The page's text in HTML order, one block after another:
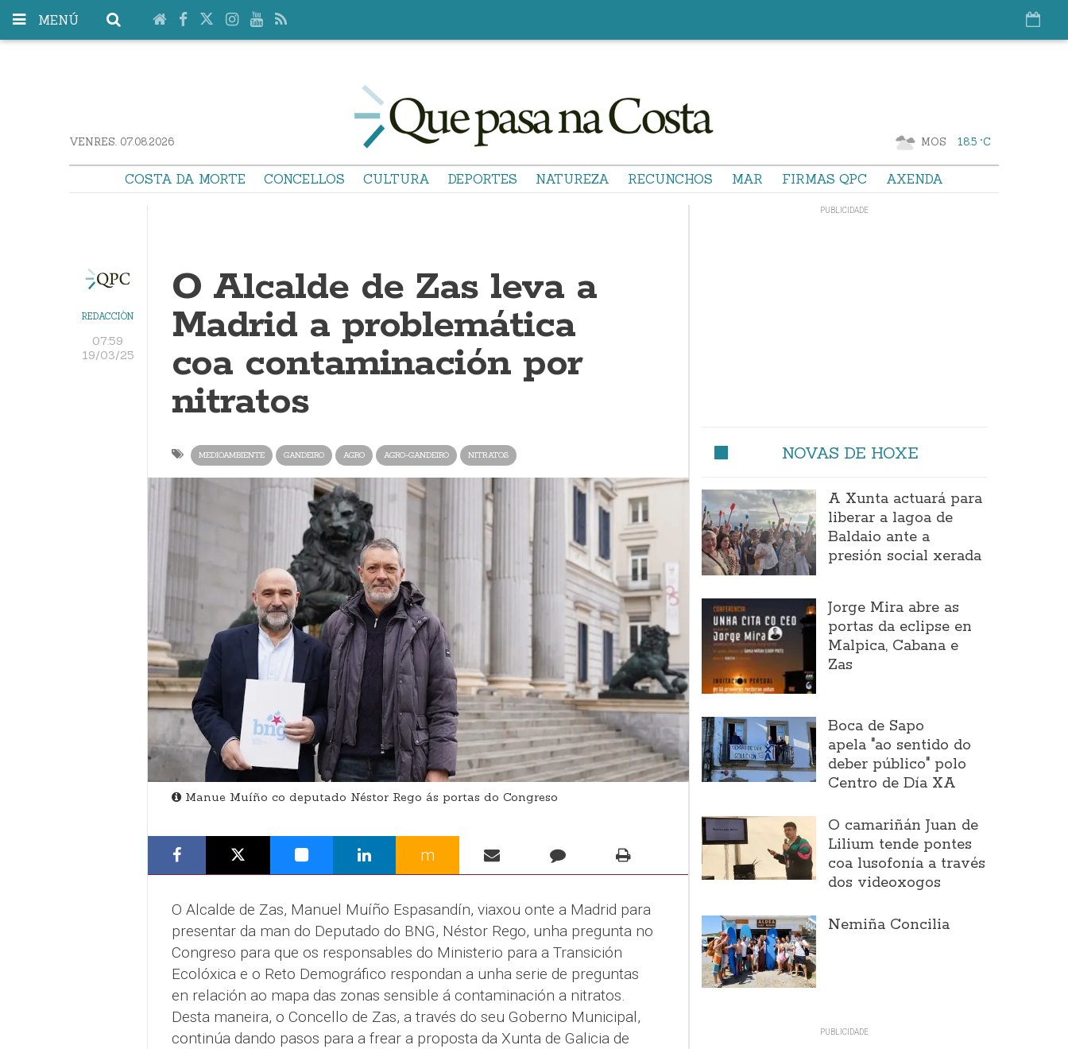
MENÚ
VENRES. 07.08.2026 MOS 18.5 °C
COSTA DA MORTE CONCELLOS CULTURA DEPORTES NATUREZA RECUNCHOS MAR FIRMAS QPC AXENDA
REDACCIÓN
07:59
19/03/25
O Alcalde de Zas leva a
Madrid a problemática
coa contaminación por
nitratos
MEDIOAMBIENTE GANDEIRO AGRO AGRO-GANDEIRO NITRATOS
Manue Muíño co deputado Néstor Rego ás portas do Congreso
m
O Alcalde de Zas, Manuel Muíño Espasandín, viaxou onte a Madrid para
presentar da man do Deputado do BNG, Néstor Rego, unha pregunta no
Congreso para que os responsables do Ministerio para a Transición
Ecolóxica e o Reto Demográfico respondan a unha serie de preguntas
en relación ao mapa das zonas sensible á contaminación a nitratos.
Desta maneira, o Concello de Zas, a través do seu Goberno Municipal,
continúa dando pasos para a frear a proposta da Xunta de Galicia de
NOVAS DE HOXE
A Xunta actuará para
liberar a lagoa de
Baldaio ante a
presión social xerada
Jorge Mira abre as
portas da eclipse en
Malpica, Cabana e
Zas
Boca de Sapo
apela "ao sentido do
deber público" polo
Centro de Día XA
O camariñán Juan de
Lilium tende pontes
coa lusofonía a través
dos videoxogos
Nemiña Concilia